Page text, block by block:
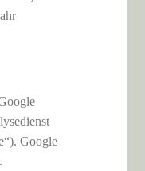
Google